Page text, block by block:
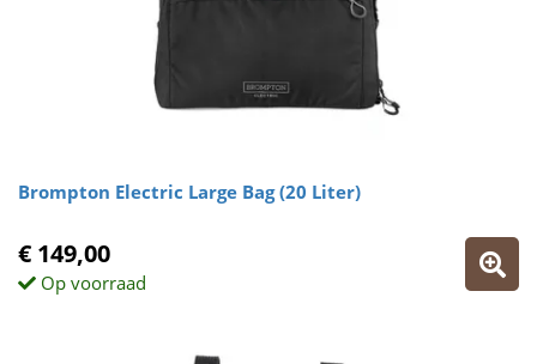
Brompton Electric Large Bag (20 Liter)
€ 149,00
Op voorraad